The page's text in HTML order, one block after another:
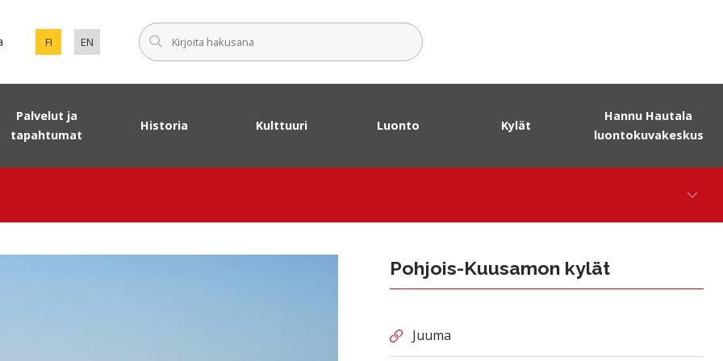
FI
VAIHDA SIVUSTON KIELEKSI SUOMI.
EN
SET ENGLISH AS THE LANGUAGE OF THE PAGE.
Palvelut ja
tapahtumat
Historia Kulttuuri Luonto Kylät
Hannu Hautala
luontokuvakeskus
Pohjois-Kuusamon kylät
Juuma